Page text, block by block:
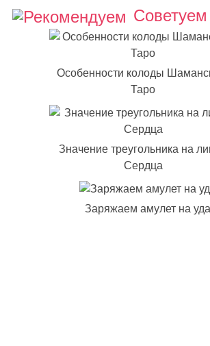
Советуем
Особенности колоды
Таро
Значение треугольника на
Сердца
Заряжаем амулет на